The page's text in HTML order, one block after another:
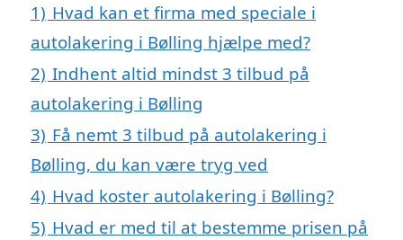
1) Hvad kan et firma med speciale i
autolakering i Bølling hjælpe med?
2) Indhent altid mindst 3 tilbud på
autolakering i Bølling
3) Få nemt 3 tilbud på autolakering i
Bølling, du kan være tryg ved
4) Hvad koster autolakering i Bølling?
5) Hvad er med til at bestemme prisen på